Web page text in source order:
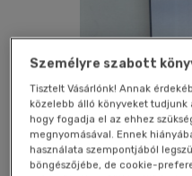
Személyre szabott
Tisztelt Vásárlónk! Annak
közelebb álló könyveket
hogy fogadja el az ehhez
megnyomásával. Ennek
használata szempontjából
böngészőjébe, de cookie-